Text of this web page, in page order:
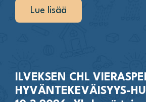
Lue lisää
ILVEKSEN CHL
HYVÄNTEKEVÄISYYS-